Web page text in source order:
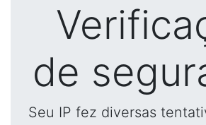
de
Seu IP fez diversas